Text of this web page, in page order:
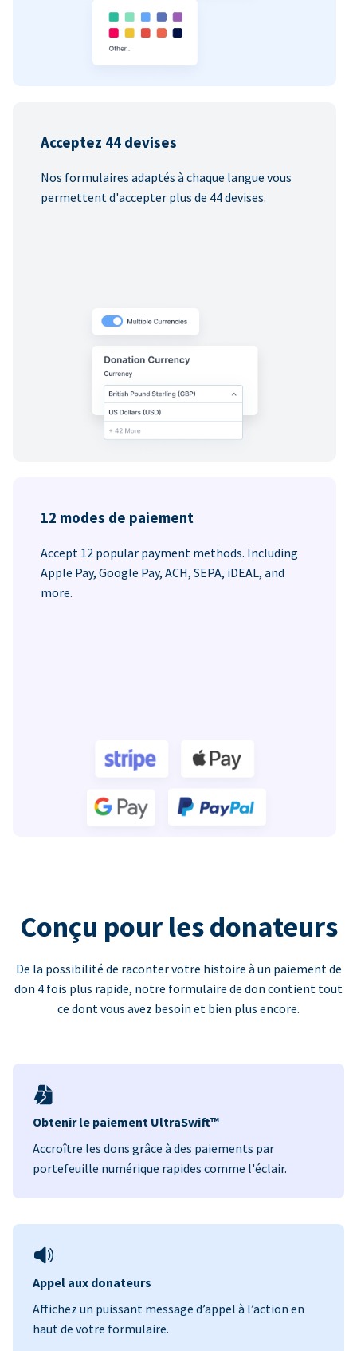
Acceptez 44 devises
Nos formulaires adaptés à chaque langue vous
permettent d'accepter plus de 44 devises.
12 modes de paiement
Accept 12 popular payment methods. Including
Apple Pay, Google Pay, ACH, SEPA, iDEAL, and
more.
Conçu pour les donateurs
De la possibilité de raconter votre histoire à un paiement de
don 4 fois plus rapide, notre formulaire de don contient tout
ce dont vous avez besoin et bien plus encore.
Obtenir le paiement UltraSwift™
Accroître les dons grâce à des paiements par
portefeuille numérique rapides comme l'éclair.
Appel aux donateurs
Affichez un puissant message d’appel à l’action en
haut de votre formulaire.